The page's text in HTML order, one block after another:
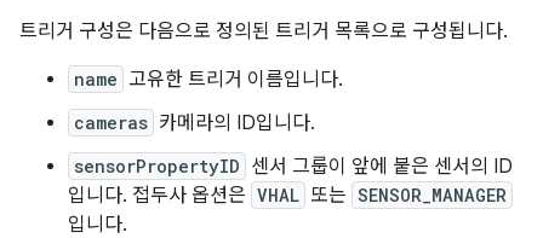
트리거 구성은 다음으로 정의된 트리거 목록으로 구성됩니다.
name 고유한 트리거 이름입니다.
cameras 카메라의 ID입니다.
sensorPropertyID 센서 그룹이 앞에 붙은 센서의 ID
입니다. 접두사 옵션은 VHAL 또는 SENSOR_MANAGER
입니다.